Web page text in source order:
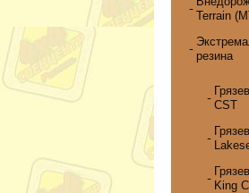
Terrain
резина
CST
King